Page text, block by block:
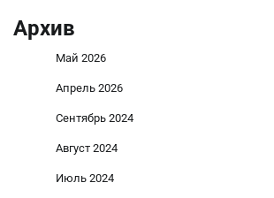
Архив
Май 2026
Апрель 2026
Сентябрь 2024
Август 2024
Июль 2024